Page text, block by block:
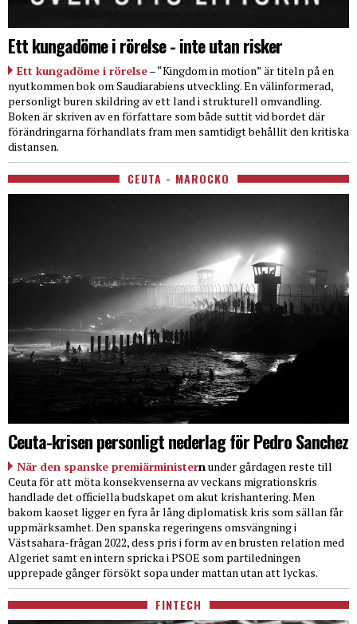
Ett kungadöme i rörelse - inte utan risker
Ett kungadöme i rörelse– “Kingdom in motion” är titeln på en
nyutkommen bok om Saudiarabiens utveckling. En välinformerad,
personligt buren skildring av ett land i strukturell omvandling.
Boken är skriven av en författare som både suttit vid bordet där
förändringarna förhandlats fram men samtidigt behållit den kritiska
distansen.
CEUTA - MAROCKO
Ceuta-krisen personligt nederlag för Pedro Sanchez
När den spanske premiärministern under gårdagen reste till
Ceuta för att möta konsekvenserna av veckans migrationskris
handlade det officiella budskapet om akut krishantering. Men
bakom kaoset ligger en fyra år lång diplomatisk kris som sällan får
uppmärksamhet. Den spanska regeringens omsvängning i
Västsahara-frågan 2022, dess pris i form av en brusten relation med
Algeriet samt en intern spricka i PSOE som partiledningen
upprepade gånger försökt sopa under mattan utan att lyckas.
FINTECH